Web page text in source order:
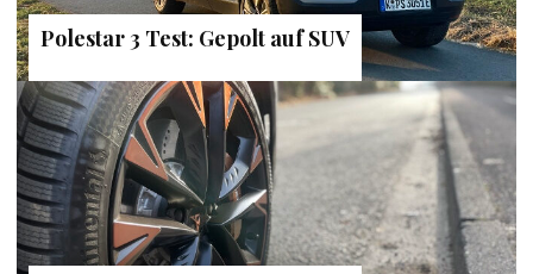
Polestar 3 Test: Gepolt auf SUV